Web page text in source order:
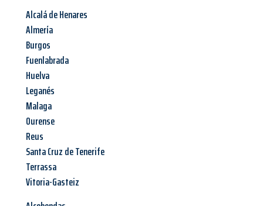
Alcalá de Henares
Almería
Burgos
Fuenlabrada
Huelva
Leganés
Malaga
Ourense
Reus
Santa Cruz de Tenerife
Terrassa
Vitoria-Gasteiz